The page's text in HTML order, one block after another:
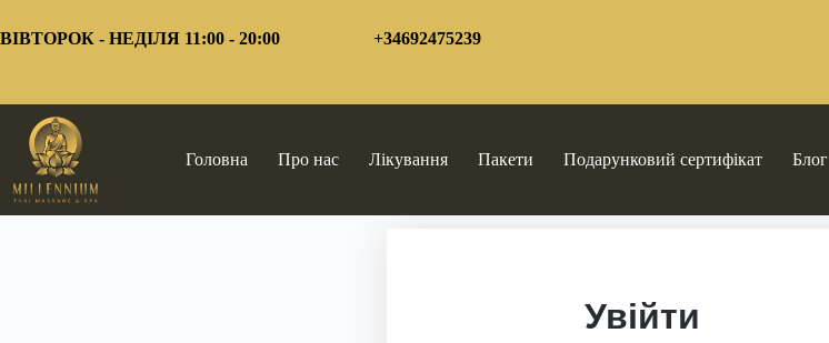
до
змісту
ВІВТОРОК - НЕДІЛЯ 11:00 - 20:00 +34692475239
Головна Про нас Лікування Пакети Подарунковий сертифікат Блог
Увійти